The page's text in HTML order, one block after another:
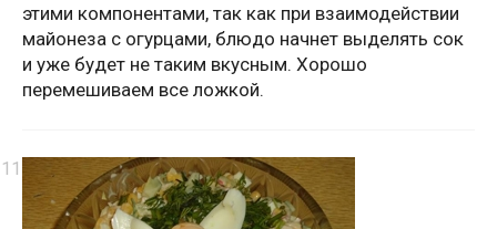
этими компонентами, так как при взаимодействии
майонеза с огурцами, блюдо начнет выделять сок
и уже будет не таким вкусным. Хорошо
перемешиваем все ложкой.